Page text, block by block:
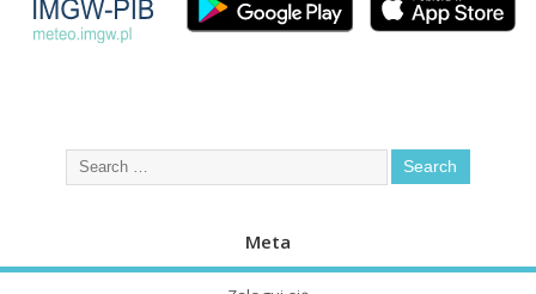
Meta